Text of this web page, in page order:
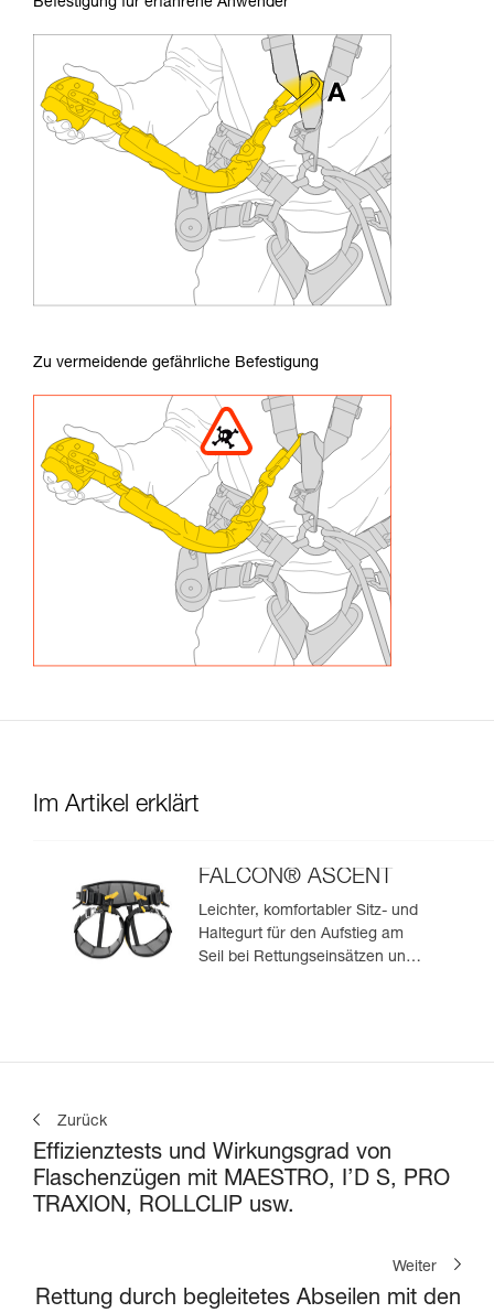
Befestigung für erfahrene Anwender
Zu vermeidende gefährliche Befestigung
Im Artikel erklärt
FALCON® ASCENT
Leichter, komfortabler Sitz- und
Haltegurt für den Aufstieg am
Seil bei Rettungseinsätzen und
Zurück
Effizienztests und Wirkungsgrad von
Flaschenzügen mit MAESTRO, I’D S, PRO
TRAXION, ROLLCLIP usw.
Weiter
Rettung durch begleitetes Abseilen mit den